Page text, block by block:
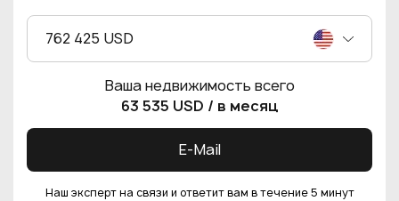
762 425 USD
Ваша недвижимость всего
63 535 USD / в месяц
E-Mail
Наш эксперт на связи и ответит вам в течение 5 минут